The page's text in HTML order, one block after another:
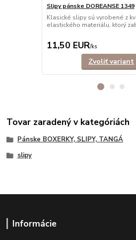
Slipy pánske DOREANSE 1349
Klasické slipy sú vyrobené z
elastického materiálu, ktorý
11,50 EUR/ks
Zvoliť variant
Tovar zaradený v kategóriách
Pánske BOXERKY, SLIPY, TANGÁ
slipy
Informácie